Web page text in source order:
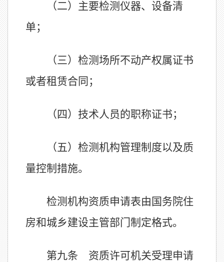
（二）主要检测仪器、设备清
单；
（三）检测场所不动产权属证书
或者租赁合同；
（四）技术人员的职称证书；
（五）检测机构管理制度以及质
量控制措施。
检测机构资质申请表由国务院住
房和城乡建设主管部门制定格式。
第九条 资质许可机关受理申请